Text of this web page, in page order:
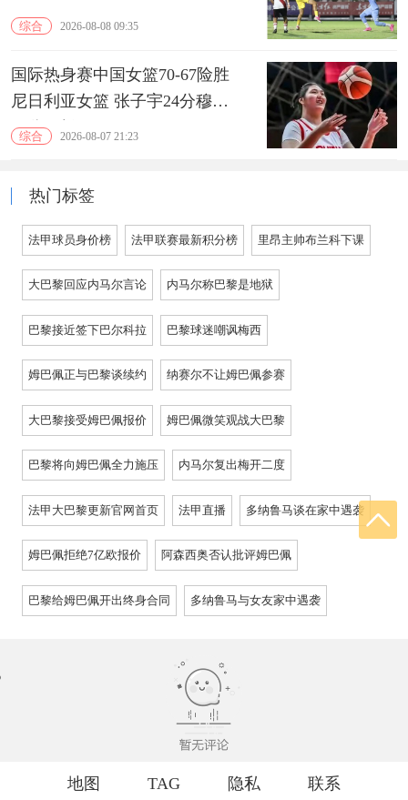
综合 2026-08-08 09:35
国际热身赛中国女篮70-67险胜
尼日利亚女篮 张子宇24分穆萨
15分10板
综合 2026-08-07 21:23
热门标签
法甲球员身价榜 法甲联赛最新积分榜 里昂主帅布兰科下课
大巴黎回应内马尔言论 内马尔称巴黎是地狱
巴黎接近签下巴尔科拉 巴黎球迷嘲讽梅西
姆巴佩正与巴黎谈续约 纳赛尔不让姆巴佩参赛
大巴黎接受姆巴佩报价 姆巴佩微笑观战大巴黎
巴黎将向姆巴佩全力施压 内马尔复出梅开二度
法甲大巴黎更新官网首页 法甲直播 多纳鲁马谈在家中遇袭
姆巴佩拒绝7亿欧报价 阿森西奥否认批评姆巴佩
巴黎给姆巴佩开出终身合同 多纳鲁马与女友家中遇袭
地图 TAG 隐私 联系